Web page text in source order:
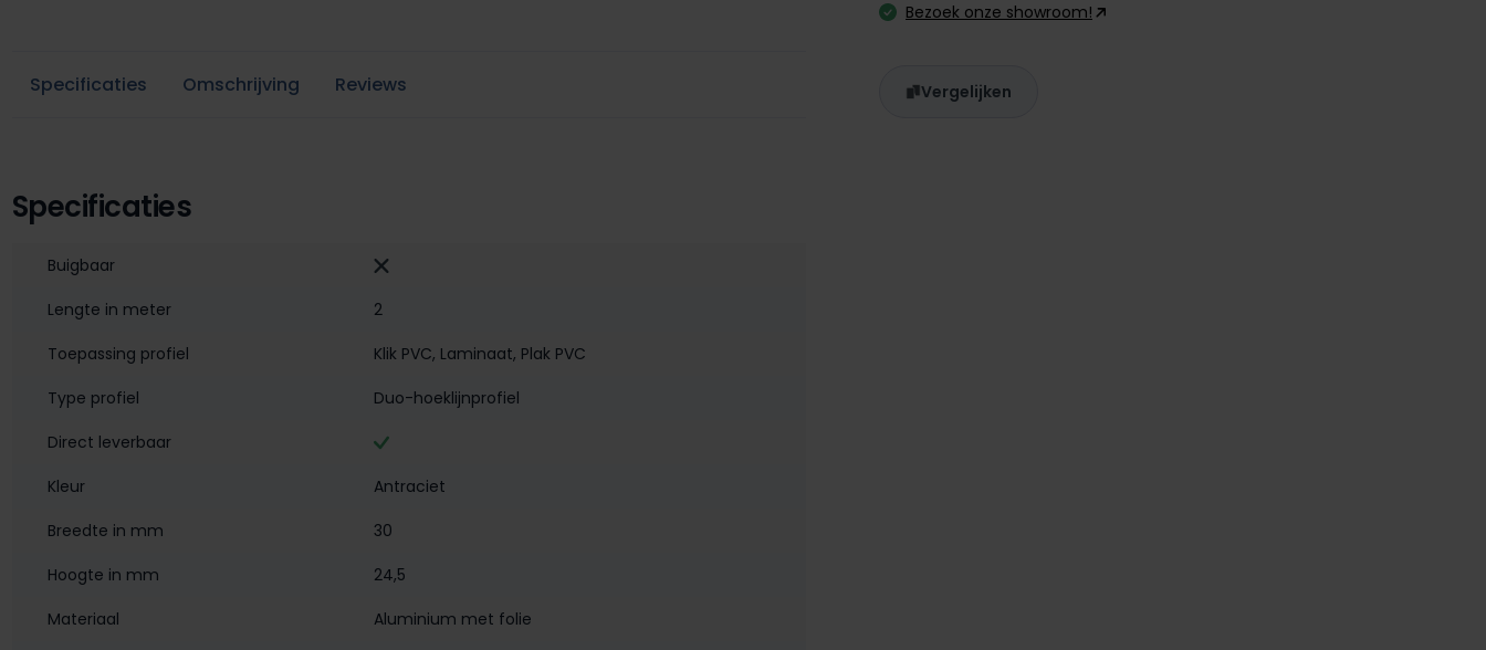
Specificaties Omschrijving Reviews
Specificaties
Buigbaar
Lengte in meter
2
Toepassing profiel
Klik PVC, Laminaat, Plak PVC
Type profiel
Duo-hoeklijnprofiel
Direct leverbaar
Kleur
Antraciet
Breedte in mm
30
Hoogte in mm
24,5
Materiaal
Aluminium met folie
Bezoek onze showroom!
Vergelijken